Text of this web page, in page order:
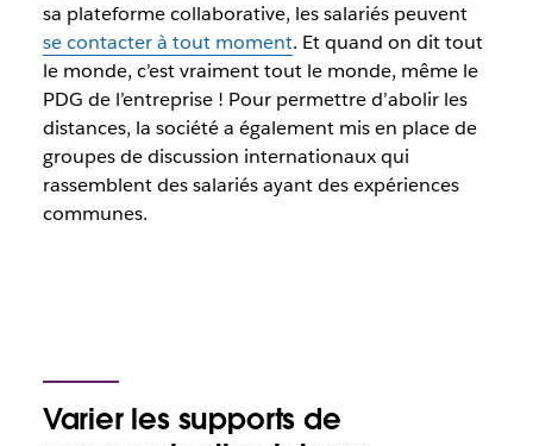
sa plateforme collaborative, les salariés peuvent
se contacter à tout moment. Et quand on dit tout
le monde, c’est vraiment tout le monde, même le
PDG de l’entreprise ! Pour permettre d’abolir les
distances, la société a également mis en place de
groupes de discussion internationaux qui
rassemblent des salariés ayant des expériences
communes.
Varier les supports de